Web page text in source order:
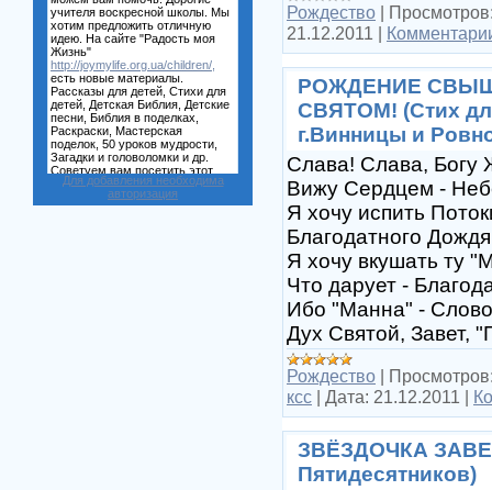
Для добавления необходима
авторизация
Рождество |
21.12.2011 |
РОЖДЕНИЕ
СВЯТОМ! (Стих
г.Винницы и
Слава! Слава, Богу
Вижу Сердцем -
Я хочу испить
Благодатного
Я хочу вкушать ту
Что дарует -
Ибо "Манна" -
Дух Святой, Завет,
Рождество |
ксс | Дата: 21.12.2011 |
ЗВЁЗДОЧКА
Пятидесятников)